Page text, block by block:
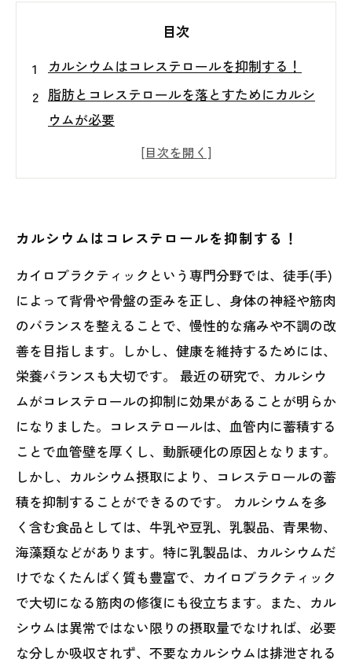
目次
カルシウムはコレステロールを抑制する！
脂肪とコレステロールを落とすためにカルシ
ウムが必要
カルシウムで健康なコレステロールレベルを
維持しよう
解決しよう
カルシウムはコレステロールを抑制する！
カイロプラクティックという専門分野では、徒手(手)
によって背骨や骨盤の歪みを正し、身体の神経や筋肉
のバランスを整えることで、慢性的な痛みや不調の改
善を目指します。しかし、健康を維持するためには、
栄養バランスも大切です。 最近の研究で、カルシウ
ムがコレステロールの抑制に効果があることが明らか
になりました。コレステロールは、血管内に蓄積する
ことで血管壁を厚くし、動脈硬化の原因となります。
しかし、カルシウム摂取により、コレステロールの蓄
積を抑制することができるのです。 カルシウムを多
く含む食品としては、牛乳や豆乳、乳製品、青果物、
海藻類などがあります。特に乳製品は、カルシウムだ
けでなくたんぱく質も豊富で、カイロプラクティック
で大切になる筋肉の修復にも役立ちます。また、カル
シウムは異常ではない限りの摂取量でなければ、必要
な分しか吸収されず、不要なカルシウムは排泄される